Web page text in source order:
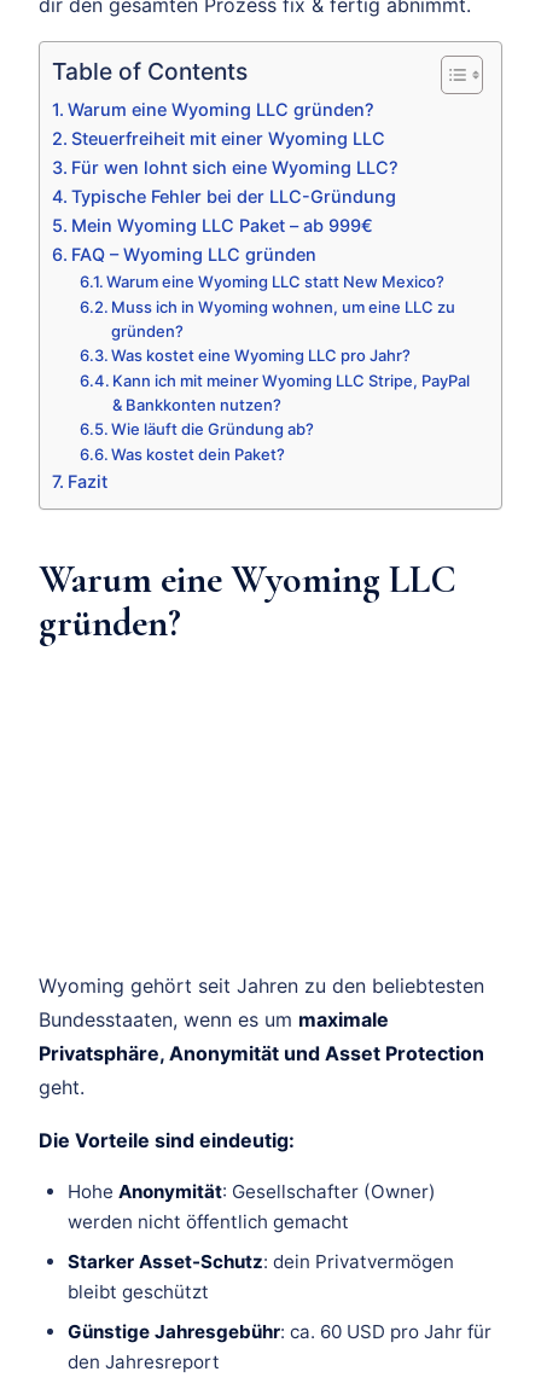
dir den gesamten Prozess fix & fertig abnimmt.
Table of Contents
Warum eine Wyoming LLC gründen?
Steuerfreiheit mit einer Wyoming LLC
Für wen lohnt sich eine Wyoming LLC?
Typische Fehler bei der LLC-Gründung
Mein Wyoming LLC Paket – ab 999€
FAQ – Wyoming LLC gründen
Warum eine Wyoming LLC statt New Mexico?
Muss ich in Wyoming wohnen, um eine LLC zu
gründen?
Was kostet eine Wyoming LLC pro Jahr?
Kann ich mit meiner Wyoming LLC Stripe, PayPal
& Bankkonten nutzen?
Wie läuft die Gründung ab?
Was kostet dein Paket?
Fazit
Warum eine Wyoming LLC
gründen?
Wyoming gehört seit Jahren zu den beliebtesten
Bundesstaaten, wenn es um maximale
Privatsphäre, Anonymität und Asset Protection
geht.
Die Vorteile sind eindeutig:
Hohe Anonymität: Gesellschafter (Owner)
werden nicht öffentlich gemacht
Starker Asset-Schutz: dein Privatvermögen
bleibt geschützt
Günstige Jahresgebühr: ca. 60 USD pro Jahr für
den Jahresreport